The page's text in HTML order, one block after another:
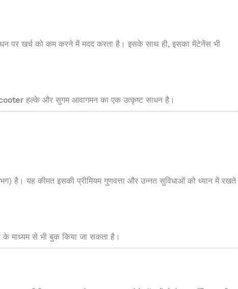
पर खर्च को कम करने में मदद करता है। इसके साथ ही, इसका मेंटेनेंस भी
हल्के और सुगम आवागमन का एक उत्कृष्ट साधन है।
है। यह कीमत इसकी प्रीमियम गुणवत्ता और उन्नत सुविधाओं को ध्यान में रखते
माध्यम से भी बुक किया जा सकता है।